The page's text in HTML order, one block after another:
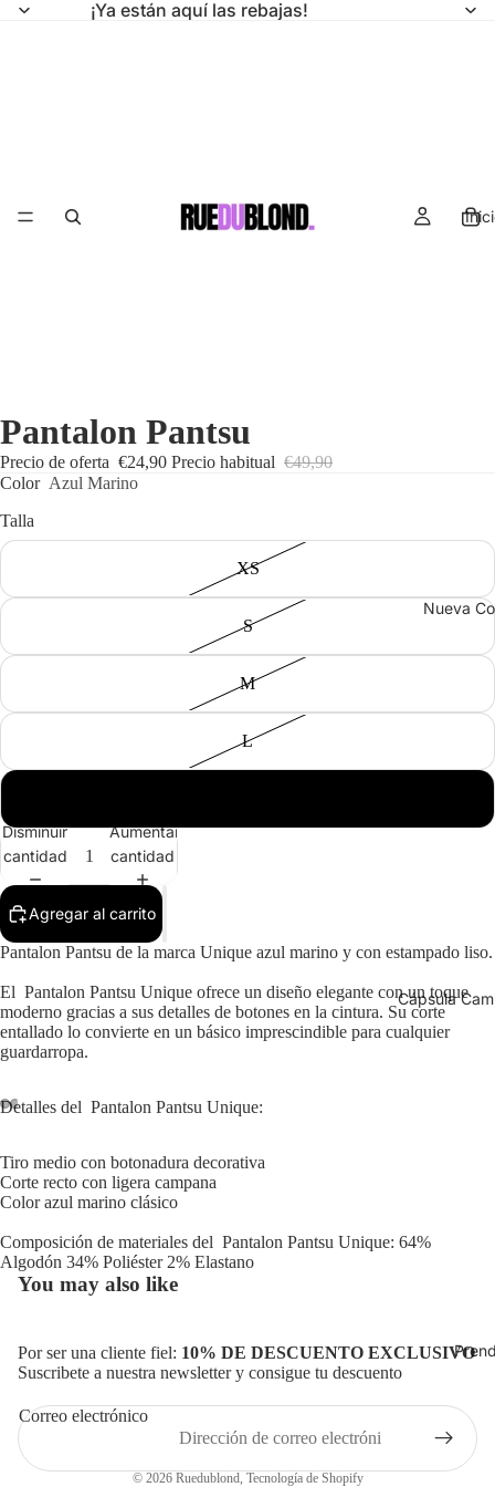
¡Ya están aquí las rebajas!
Nueva
Cápsula
Pantalon Pantsu
Precio de oferta €24,90 Precio habitual €49,90
Color Azul Marino
Talla
XS
S
M
L
Disminuir
cantidad
Aumentar
cantidad
Agregar al carrito
Pantalon Pantsu de la marca Unique azul marino y con estampado liso.
El Pantalon Pantsu Unique ofrece un diseño elegante con un toque
moderno gracias a sus detalles de botones en la cintura. Su corte
entallado lo convierte en un básico imprescindible para cualquier
guardarropa.
Detalles del Pantalon Pantsu Unique:
Tiro medio con botonadura decorativa
Corte recto con ligera campana
Color azul marino clásico
Composición de materiales del Pantalon Pantsu Unique: 64%
Algodón 34% Poliéster 2% Elastano
You may also like
Por ser una cliente fiel: 10% DE DESCUENTO EXCLUSIVO
Suscribete a nuestra newsletter y consigue tu descuento
Correo electrónico
© 2026 Ruedublond, Tecnología de Shopify
Política de envío